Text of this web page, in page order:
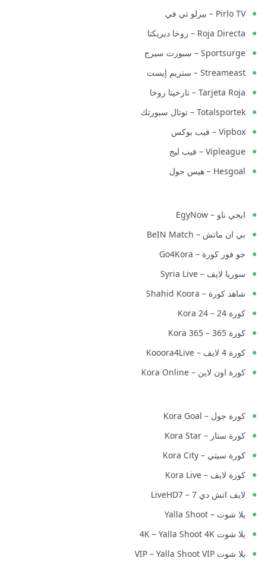
Pirlo TV – بيرلو تي في
Roja Directa – روخا ديريكتا
Sportsurge – سبورت سيرج
Streameast – ستريم إيست
Tarjeta Roja – تارخيتا روخا
Totalsportek – توتال سبورتك
Vipbox – فيب بوكس
Vipleague – فيب ليج
Hesgoal – هيس جول
ايجي ناو – EgyNow
بي ان ماتش – BeIN Match
جو فور كورة – Go4Kora
سوريا لايف – Syria Live
شاهد كورة – Shahid Koora
كورة 24 – Kora 24
كورة 365 – Kora 365
كورة 4 لايف – Kooora4Live
كورة اون لاين – Kora Online
كورة جول – Kora Goal
كورة ستار – Kora Star
كورة سيتي – Kora City
كورة لايف – Kora Live
لايف اتش دي 7 – LiveHD7
يلا شوت – Yalla Shoot
يلا شوت 4K – Yalla Shoot 4K
يلا شوت VIP – Yalla Shoot VIP